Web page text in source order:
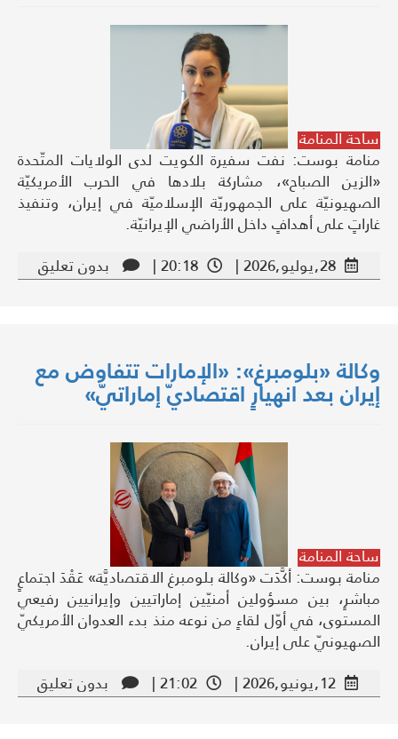
ساحة المنامة
منامة بوست: نفت سفيرة الكويت لدى الولايات المتّحدة
«الزين الصباح»، مشاركة بلادها في الحرب الأمريكيّة
الصهيونيّة على الجمهوريّة الإسلاميّة في إيران، وتنفيذ
غاراتٍ على أهدافٍ داخل الأراضي الإيرانيّة.
28,يوليو,2026 |
20:18 | بدون تعليق
وكالة «بلومبرغ»: «الإمارات تتفاوض مع
إيران بعد انهيارٍ اقتصاديّ إماراتيّ»
ساحة المنامة
منامة بوست: أكَّدَت «وكالة بلومبرغ الاقتصاديَّة» عَقْدَ اجتماعٍ
مباشرٍ، بين مسؤولين أمنيّين إماراتيين وإيرانيين رفيعي
المستوى، في أوّل لقاءٍ من نوعه منذ بدء العدوان الأمريكيّ
الصهيونيّ على إيران.
12,يونيو,2026 |
21:02 | بدون تعليق